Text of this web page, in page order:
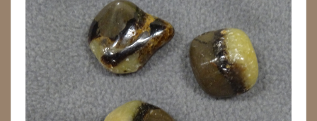
GEODE 'S / STANDAARDS
GESLEPEN STENEN
HANGERS
HARTEN